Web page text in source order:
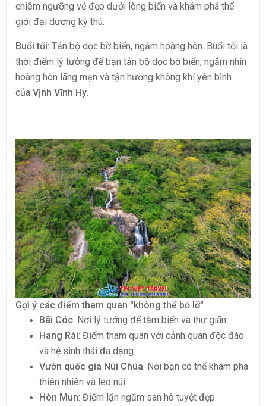
chiêm ngưỡng vẻ đẹp dưới lòng biển và khám phá thế
giới đại dương kỳ thú.
Buổi tối: Tản bộ dọc bờ biển, ngắm hoàng hôn. Buổi tối là
thời điểm lý tưởng để bạn tản bộ dọc bờ biển, ngắm nhìn
hoàng hôn lãng mạn và tận hưởng không khí yên bình
của Vịnh Vĩnh Hy.
Gợi ý các điểm tham quan "không thể bỏ lỡ"
Bãi Cóc: Nơi lý tưởng để tắm biển và thư giãn.
Hang Rái: Điểm tham quan với cảnh quan độc đáo
và hệ sinh thái đa dạng.
Vườn quốc gia Núi Chúa: Nơi bạn có thể khám phá
thiên nhiên và leo núi.
Hòn Mun: Điểm lặn ngắm san hô tuyệt đẹp.